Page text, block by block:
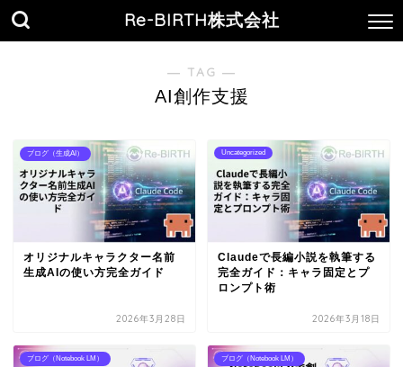
Re-BIRTH株式会社
― TAG ―
AI創作支援
ブログ（生成AI）
オリジナルキャラクター名前
生成AIの使い方完全ガイド
2026年3月28日
Uncategorized
Claudeで長編小説を執筆する
完全ガイド：キャラ固定とプ
ロンプト術
2026年3月18日
ブログ（Notebook LM） ブログ（Notebook LM）